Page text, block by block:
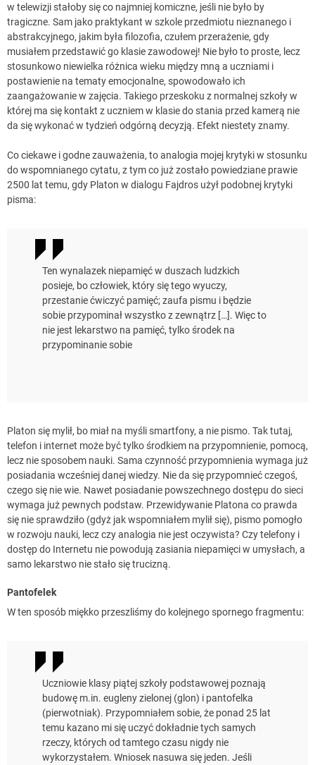
w telewizji stałoby się co najmniej komiczne, jeśli nie było by
tragiczne. Sam jako praktykant w szkole przedmiotu nieznanego i
abstrakcyjnego, jakim była filozofia, czułem przerażenie, gdy
musiałem przedstawić go klasie zawodowej! Nie było to proste, lecz
stosunkowo niewielka różnica wieku między mną a uczniami i
postawienie na tematy emocjonalne, spowodowało ich
zaangażowanie w zajęcia. Takiego przeskoku z normalnej szkoły w
której ma się kontakt z uczniem w klasie do stania przed kamerą nie
da się wykonać w tydzień odgórną decyzją. Efekt niestety znamy.
Co ciekawe i godne zauważenia, to analogia mojej krytyki w stosunku
do wspomnianego cytatu, z tym co już zostało powiedziane prawie
2500 lat temu, gdy Platon w dialogu Fajdros użył podobnej krytyki
pisma:
Ten wynalazek niepamięć w duszach ludzkich
posieje, bo człowiek, który się tego wyuczy,
przestanie ćwiczyć pamięć; zaufa pismu i będzie
sobie przypominał wszystko z zewnątrz […]. Więc to
nie jest lekarstwo na pamięć, tylko środek na
przypominanie sobie
Platon się mylił, bo miał na myśli smartfony, a nie pismo. Tak tutaj,
telefon i internet może być tylko środkiem na przypomnienie, pomocą,
lecz nie sposobem nauki. Sama czynność przypomnienia wymaga już
posiadania wcześniej danej wiedzy. Nie da się przypomnieć czegoś,
czego się nie wie. Nawet posiadanie powszechnego dostępu do sieci
wymaga już pewnych podstaw. Przewidywanie Platona co prawda
się nie sprawdziło (gdyż jak wspomniałem mylił się), pismo pomogło
w rozwoju nauki, lecz czy analogia nie jest oczywista? Czy telefony i
dostęp do Internetu nie powodują zasiania niepamięci w umysłach, a
samo lekarstwo nie stało się trucizną.
Pantofelek
W ten sposób miękko przeszliśmy do kolejnego spornego fragmentu:
Uczniowie klasy piątej szkoły podstawowej poznają
budowę m.in. eugleny zielonej (glon) i pantofelka
(pierwotniak). Przypomniałem sobie, że ponad 25 lat
temu kazano mi się uczyć dokładnie tych samych
rzeczy, których od tamtego czasu nigdy nie
wykorzystałem. Wniosek nasuwa się jeden. Jeśli